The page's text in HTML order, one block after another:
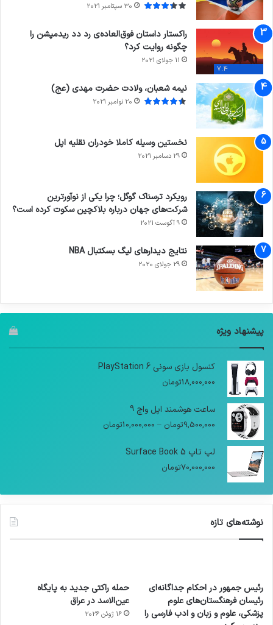
30 سپتامبر 2021
7.4
راکستار داستان فوق‌العاده‌ی رد دد ریدمپشن را
چگونه روایت کرد؟
11 جولای 2021
نیمه شعبان، ولادت حضرت مهدی (عج)
20 نوامبر 2021
نخستین وسیله کاملا خودران نقلیه اپل
29 دسامبر 2021
رویکرد ترسناک گوگل؛ چرا یکی از نوآورترین
شرکت‌های جهان درباره بلاکچین سکوت کرده است؟
9 آگوست 2021
نتایج دیدار‌های لیگ بسکتبال NBA
29 جولای 2020
پیشنهاد ویژه
کنسول بازی سونی PlayStation 6
18,000,000تومان
ساعت هوشمند اپل واچ 9
9,500,000تومان –
10,000,000تومان
لپ تاپ Surface Book 5
70,000,000تومان
نوشته‌های تازه
رئیس جمهور در احکام جداگانه‌ای
رئیسان فرهنگستان‌های علوم
پزشکی، علوم و زبان و ادب فارسی را
حمله راکتی جدید به پایگاه
عین‌الاسد در عراق
16 ژوئن 2026